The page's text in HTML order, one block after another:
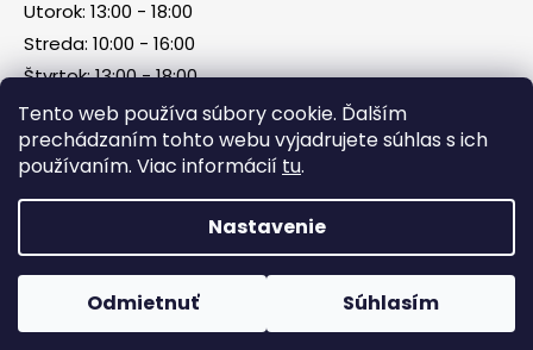
Tento web používa súbory cookie. Ďalším
prechádzaním tohto webu vyjadrujete súhlas s ich
používaním. Viac informácií tu.
Nastavenie
Odmietnuť Súhlasím
Utorok: 13:00 - 18:00
Streda: 10:00 - 16:00
Štvrtok: 13:00 - 18:00
Piatok, sobota, nedeľa: zatvorené
Vytvoril Shoptet
Všetky práva vyhradené.
Messenger